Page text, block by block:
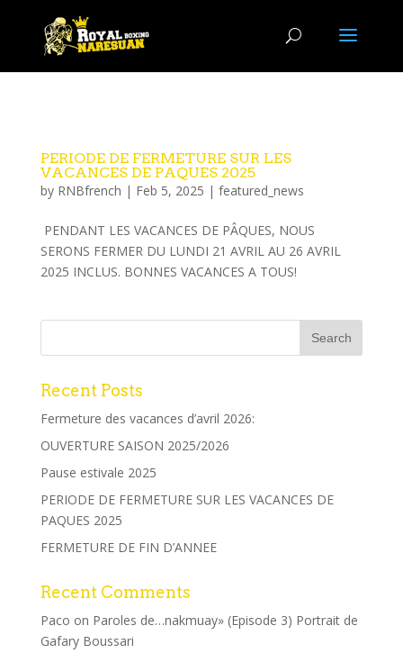
PERIODE DE FERMETURE SUR LES
VACANCES DE PAQUES 2025
by RNBfrench | Feb 5, 2025 | featured_news
PENDANT LES VACANCES DE PÂQUES, NOUS
SERONS FERMER DU LUNDI 21 AVRIL AU 26 AVRIL
2025 INCLUS. BONNES VACANCES A TOUS!
Recent Posts
Fermeture des vacances d’avril 2026:
OUVERTURE SAISON 2025/2026
Pause estivale 2025
PERIODE DE FERMETURE SUR LES VACANCES DE
PAQUES 2025
FERMETURE DE FIN D’ANNEE
Recent Comments
Paco on Paroles de…nakmuay» (Episode 3) Portrait de
Gafary Boussari